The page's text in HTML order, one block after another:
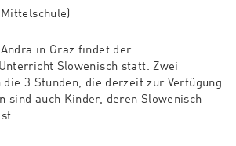
in Graz findet der
Slowenisch statt. Zwei
die 3 Stunden, die derzeit zur Verfügung
sind auch Kinder, deren Slowenisch